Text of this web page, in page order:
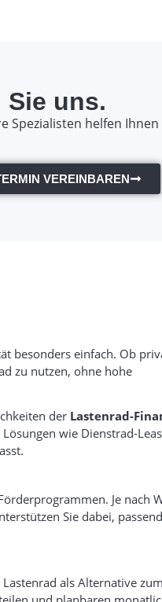
uns.
Spezialisten helfen
VEREINBAREN
besonders einfach. Ob
zu nutzen, ohne hohe
der Lastenrad-
wie Dienstrad-
Je nach
Sie dabei,
als Alternative